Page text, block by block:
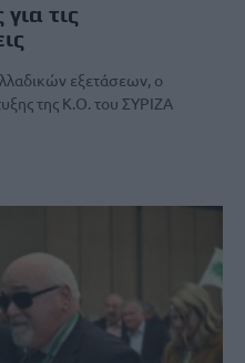
τις
εξετάσεων, ο
της Κ.Ο. του ΣΥΡΙΖΑ